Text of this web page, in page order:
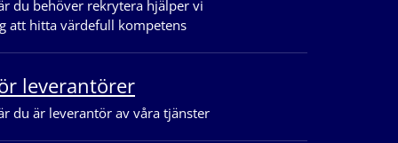
du behöver rekrytera hjälper vi
att hitta värdefull kompetens
leverantörer
du är leverantör av våra tjänster